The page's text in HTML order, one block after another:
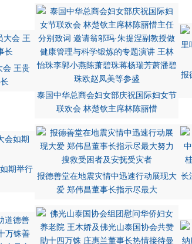
会 王贵
泰国中华总商会妇女部庆祝国际妇女节
联欢会 林楚钦主席林陈丽惜
报
期举行
报德善堂在地震灾情中迅速行动展现大
爱 郑伟昌董事长指示尽最大
长